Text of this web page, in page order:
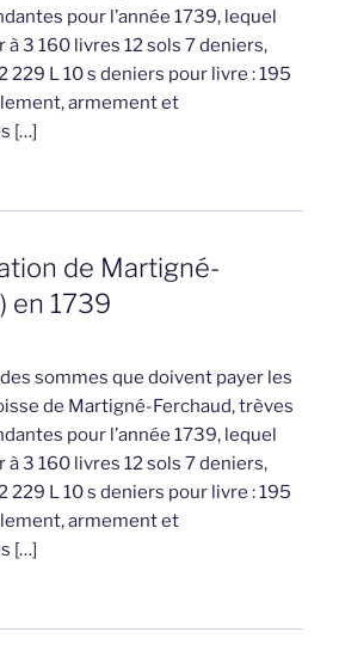
pour l’année 1739, lequel
à 3 160 livres 12 sols 7 deniers,
229 L 10 s deniers pour livre : 195
armement et
[…]
de Martigné-
en 1739
sommes que doivent payer les
de Martigné-Ferchaud, trèves
pour l’année 1739, lequel
à 3 160 livres 12 sols 7 deniers,
229 L 10 s deniers pour livre : 195
armement et
[…]